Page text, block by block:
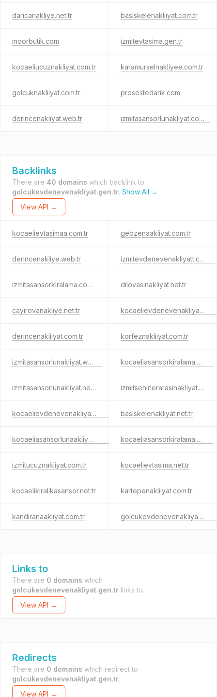
daricanakliye.net.tr basiskelenakliiyat.com.tr
moorbutik.com izmitevtasima.gen.tr
kocaeliucuznakliyat.com.tr karamurselnakliyee.com.tr
golcuknakliiyat.com.tr prosestedarik.com
derincenakliyat.web.tr izmitasansorlunakliyat.com.tr
Backlinks
There are 40 domains which backlink to
golcukevdenevenakliyat.gen.tr. Show All →
View API →
kocaelievtasimaa.com.tr gebzenaakliyat.com.tr
derincenakliye.web.tr izmitevdenevenakliyatt.com.tr
izmitasansorkiralama.com.tr dilovasinakliyat.net.tr
cayirovanakliye.net.tr kocaelievdenevenakliyat.org.tr
derincenakliiyat.com.tr korfeznakliiyat.com.tr
izmitasansorlunakliyat.web.tr kocaeliasansorkiralama.org.tr
izmitasansorlunakliyat.net.tr izmitsehirlerarasinakliyat.net.tr
kocaelievdenevenakliyat.net.tr basiskelenakliyat.net.tr
kocaeliasansorlunaakliyat.com.tr kocaeliasansorkiralama.net.tr
izmitucuznakliyat.com.tr kocaelievtasima.net.tr
kocaelikiralikasansor.net.tr kartepenakliiyat.com.tr
kandiranaakliyat.com.tr golcukevdenevenakliyat.net.tr
Links to
There are 0 domains which
golcukevdenevenakliyat.gen.tr links to.
View API →
Redirects
There are 0 domains which redirect to
golcukevdenevenakliyat.gen.tr.
View API →